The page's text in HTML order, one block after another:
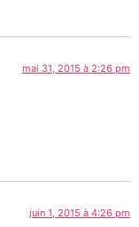
mai 31, 2015 à 2:26 pm
juin 1, 2015 à 4:26 pm